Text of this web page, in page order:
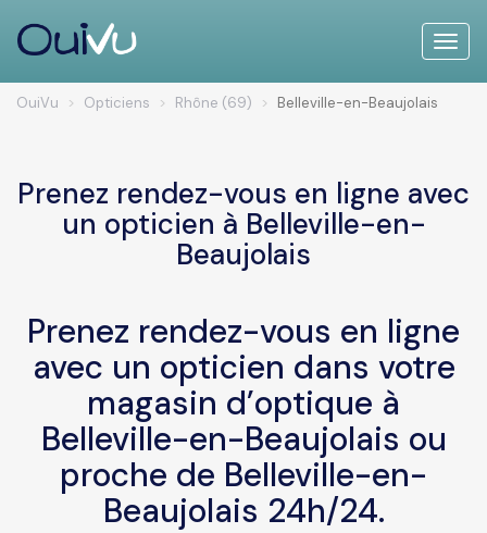
Toggle
OuiVu Opticiens Rhône (69) Belleville-en-Beaujolais
Prenez rendez-vous en ligne avec
un opticien à Belleville-en-
Beaujolais
Prenez rendez-vous en ligne
avec un opticien dans votre
magasin d’optique à
Belleville-en-Beaujolais ou
proche de Belleville-en-
Beaujolais 24h/24.